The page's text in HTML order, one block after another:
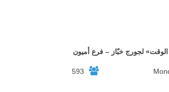
لجورج خبّاز – فرع أميون
593